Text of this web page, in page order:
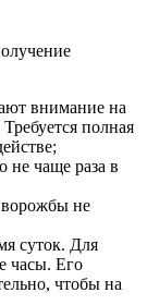
внимание на
полная
не чаще раза в
ворожбы не
суток. Для
часы. Его
чтобы на